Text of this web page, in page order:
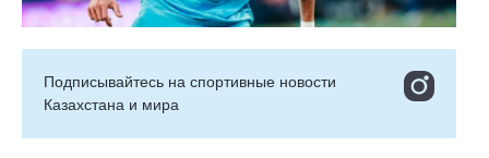
Подписывайтесь на cпортивные новости
Казахстана и мира